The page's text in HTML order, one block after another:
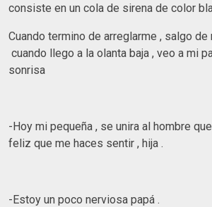
consiste en un cola de sirena de color
Cuando termino de arreglarme , salgo de
cuando llego a la olanta baja , veo a mi
sonrisa
-Hoy mi pequeña , se unira al hombre
feliz que me haces sentir , hija .
-Estoy un poco nerviosa papá .